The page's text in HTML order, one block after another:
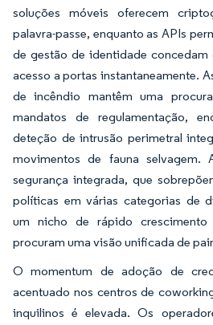
soluções móveis oferecem
palavra-passe, enquanto as APIs
de gestão de identidade
acesso a portas instantaneamente.
de incêndio mantêm uma
mandatos de regulamentação,
deteção de intrusão perimetral
movimentos de fauna selvagem.
segurança integrada, que
políticas em várias categorias de
um nicho de rápido crescimento
procuram uma visão unificada de
O momentum de adoção de
acentuado nos centros de
inquilinos é elevada. Os